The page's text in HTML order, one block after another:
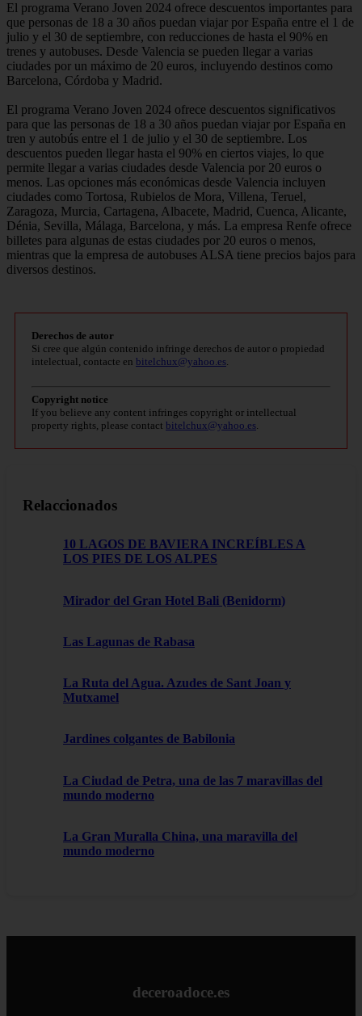
El programa Verano Joven 2024 ofrece descuentos importantes para
que personas de 18 a 30 años puedan viajar por España entre el 1 de
julio y el 30 de septiembre, con reducciones de hasta el 90% en
trenes y autobuses. Desde Valencia se pueden llegar a varias
ciudades por un máximo de 20 euros, incluyendo destinos como
Barcelona, Córdoba y Madrid.
El programa Verano Joven 2024 ofrece descuentos significativos
para que las personas de 18 a 30 años puedan viajar por España en
tren y autobús entre el 1 de julio y el 30 de septiembre. Los
descuentos pueden llegar hasta el 90% en ciertos viajes, lo que
permite llegar a varias ciudades desde Valencia por 20 euros o
menos. Las opciones más económicas desde Valencia incluyen
ciudades como Tortosa, Rubielos de Mora, Villena, Teruel,
Zaragoza, Murcia, Cartagena, Albacete, Madrid, Cuenca, Alicante,
Dénia, Sevilla, Málaga, Barcelona, y más. La empresa Renfe ofrece
billetes para algunas de estas ciudades por 20 euros o menos,
mientras que la empresa de autobuses ALSA tiene precios bajos para
diversos destinos.
Derechos de autor
Si cree que algún contenido infringe derechos de autor o propiedad
intelectual, contacte en bitelchux@yahoo.es
Copyright notice
If you believe any content infringes copyright or intellectual
property rights, please contact bitelchux@yahoo.es
Relaccionados
10 LAGOS DE BAVIERA INCREÍBLES A
LOS PIES DE LOS ALPES
Mirador del Gran Hotel Bali (Benidorm)
Las Lagunas de Rabasa
La Ruta del Agua. Azudes de Sant Joan y
Mutxamel
Jardines colgantes de Babilonia
La Ciudad de Petra, una de las 7 maravillas del
mundo moderno
La Gran Muralla China, una maravilla del
mundo moderno
deceroadoce.es